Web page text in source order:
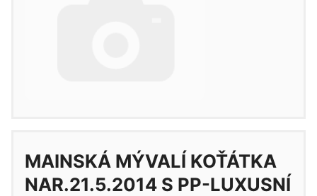
MAINSKÁ MÝVALÍ KOŤÁTKA
NAR.21.5.2014 S PP-LUXUSNÍ